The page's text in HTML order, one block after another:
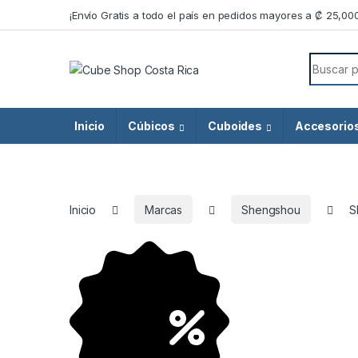
Skip to navigation¡Envío Gratis a todo el país en pedidos mayores a ₡
Search
Inicio Cúbicos Cuboides
Inicio Marcas Shengshou